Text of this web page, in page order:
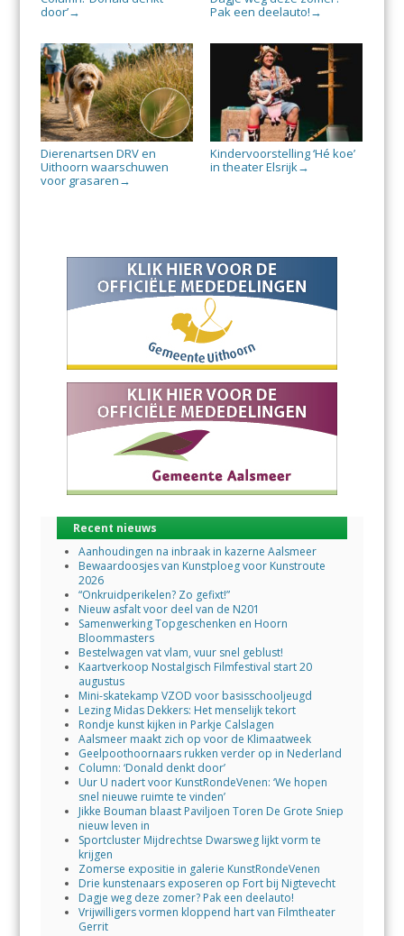
door’→
Pak een deelauto! →
Dierenartsen DRV en
Uithoorn waarschuwen
voor grasaren →
Kindervoorstelling ‘Hé koe’
in theater Elsrijk→
Recent nieuws
Aanhoudingen na inbraak in kazerne Aalsmeer
Bewaardoosjes van Kunstploeg voor Kunstroute
2026
“Onkruidperikelen? Zo gefixt!”
Nieuw asfalt voor deel van de N201
Samenwerking Topgeschenken en Hoorn
Bloommasters
Bestelwagen vat vlam, vuur snel geblust!
Kaartverkoop Nostalgisch Filmfestival start 20
augustus
Mini-skatekamp VZOD voor basisschooljeugd
Lezing Midas Dekkers: Het menselijk tekort
Rondje kunst kijken in Parkje Calslagen
Aalsmeer maakt zich op voor de Klimaatweek
Geelpoothoornaars rukken verder op in Nederland
Column: ‘Donald denkt door’
Uur U nadert voor KunstRondeVenen: ‘We hopen
snel nieuwe ruimte te vinden’
Jikke Bouman blaast Paviljoen Toren De Grote Sniep
nieuw leven in
Sportcluster Mijdrechtse Dwarsweg lijkt vorm te
krijgen
Zomerse expositie in galerie KunstRondeVenen
Drie kunstenaars exposeren op Fort bij Nigtevecht
Dagje weg deze zomer? Pak een deelauto!
Vrijwilligers vormen kloppend hart van Filmtheater
Gerrit